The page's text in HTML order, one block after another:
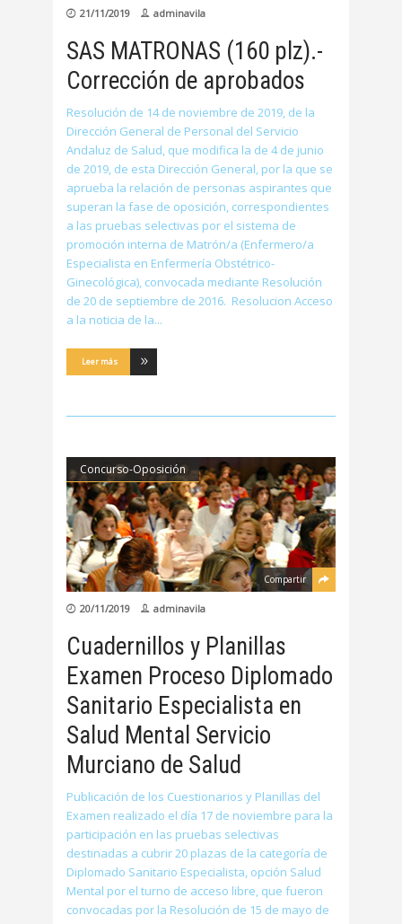
21/11/2019 adminavila
SAS MATRONAS (160 plz).-
Corrección de aprobados
Resolución de 14 de noviembre de 2019, de la
Dirección General de Personal del Servicio
Andaluz de Salud, que modifica la de 4 de junio
de 2019, de esta Dirección General, por la que se
aprueba la relación de personas aspirantes que
superan la fase de oposición, correspondientes
a las pruebas selectivas por el sistema de
promoción interna de Matrón/a (Enfermero/a
Especialista en Enfermería Obstétrico-
Ginecológica), convocada mediante Resolución
de 20 de septiembre de 2016. Resolucion Acceso
a la noticia de la
Leer más
Concurso-Oposición
Compartir
20/11/2019 adminavila
Cuadernillos y Planillas
Examen Proceso Diplomado
Sanitario Especialista en
Salud Mental Servicio
Murciano de Salud
Publicación de los Cuestionarios y Planillas del
Examen realizado el día 17 de noviembre para la
participación en las pruebas selectivas
destinadas a cubrir 20 plazas de la categoría de
Diplomado Sanitario Especialista, opción Salud
Mental por el turno de acceso libre, que fueron
convocadas por la Resolución de 15 de mayo de